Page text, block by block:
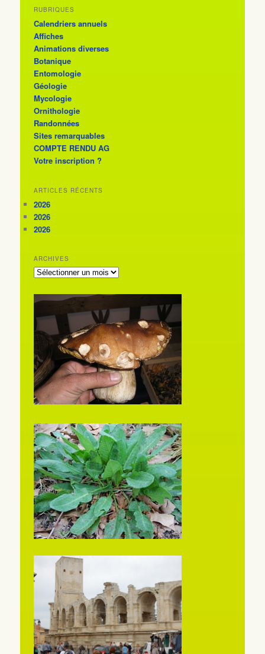
RUBRIQUES
Calendriers annuels
Affiches
Animations diverses
Botanique
Entomologie
Géologie
Mycologie
Ornithologie
Randonnées
Sites remarquables
COMPTE RENDU AG
Votre inscription ?
ARTICLES RÉCENTS
2026
2026
2026
ARCHIVES
ARCHIVES